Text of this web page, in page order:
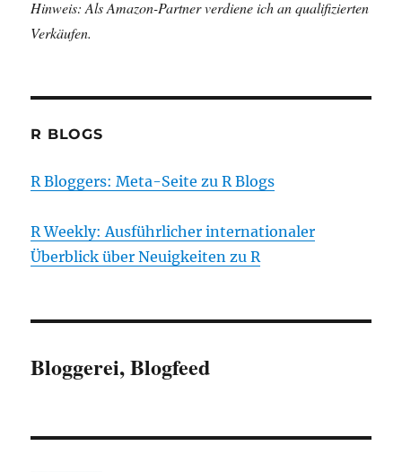
Hinweis: Als Amazon-Partner verdiene ich an qualifizierten
Verkäufen.
R BLOGS
R Bloggers: Meta-Seite zu R Blogs
R Weekly: Ausführlicher internationaler
Überblick über Neuigkeiten zu R
Bloggerei, Blogfeed